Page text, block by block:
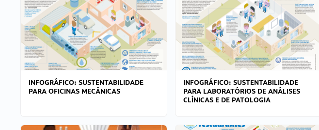
INFOGRÁFICO: SUSTENTABILIDADE
PARA OFICINAS MECÂNICAS
INFOGRÁFICO: SUSTENTABILIDADE
PARA LABORATÓRIOS DE ANÁLISES
CLÍNICAS E DE PATOLOGIA